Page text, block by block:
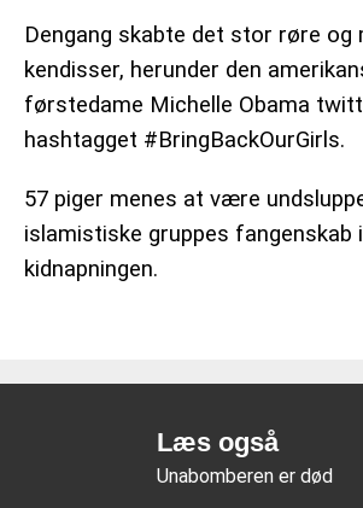
Dengang skabte det stor røre og
kendisser, herunder den
førstedame Michelle Obama
hashtagget #BringBackOurGirls.
57 piger menes at være
islamistiske gruppes fangenskab
kidnapningen.
Læs også
Unabomberen er død